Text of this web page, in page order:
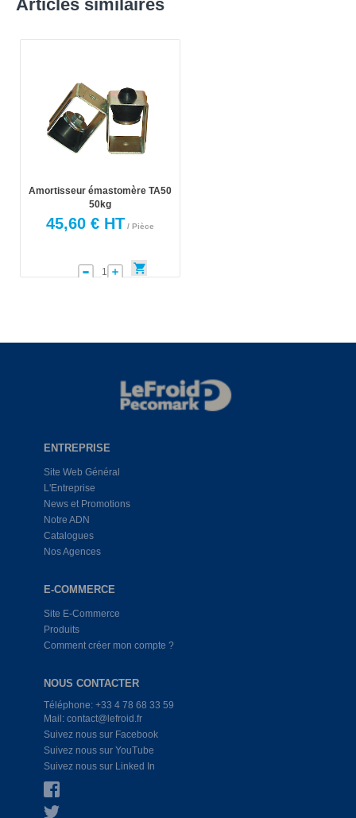
Articles similaires
Amortisseur émastomère TA50
50kg
45,60 € HT / Pièce
ENTREPRISE
Site Web Général
L'Entreprise
News et Promotions
Notre ADN
Catalogues
Nos Agences
E-COMMERCE
Site E-Commerce
Produits
Comment créer mon compte ?
NOUS CONTACTER
Téléphone: +33 4 78 68 33 59
Mail: contact@lefroid.fr
Suivez nous sur Facebook
Suivez nous sur YouTube
Suivez nous sur Linked In